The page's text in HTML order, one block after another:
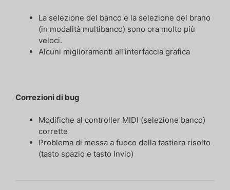
La selezione del banco e la selezione del brano
(in modalità multibanco) sono ora molto più
veloci.
Alcuni miglioramenti all'interfaccia grafica
Correzioni di bug
Modifiche al controller MIDI (selezione banco)
corrette
Problema di messa a fuoco della tastiera risolto
(tasto spazio e tasto Invio)